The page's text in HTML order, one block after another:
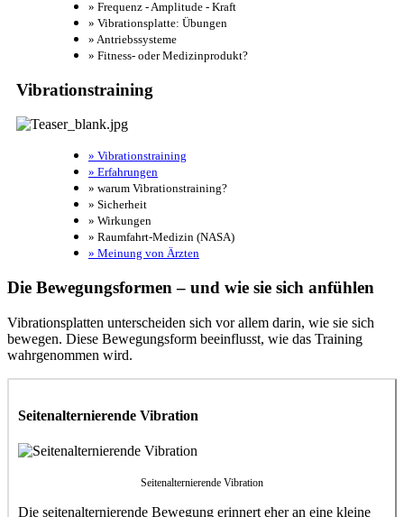
» Frequenz - Amplitude - Kraft
» Vibrationsplatte: Übungen
» Antriebssysteme
» Fitness- oder Medizinprodukt?
Vibrationstraining
» Vibrationstraining
» Erfahrungen
» warum Vibrationstraining?
» Sicherheit
» Wirkungen
» Raumfahrt-Medizin (NASA)
» Meinung von Ärzten
Die Bewegungsformen – und wie sie sich anfühlen
Vibrationsplatten unterscheiden sich vor allem darin, wie sie sich
bewegen. Diese Bewegungsform beeinflusst, wie das Training
wahrgenommen wird.
Seitenalternierende Vibration
Seitenalternierende Vibration
Die seitenalternierende Bewegung erinnert eher an eine kleine